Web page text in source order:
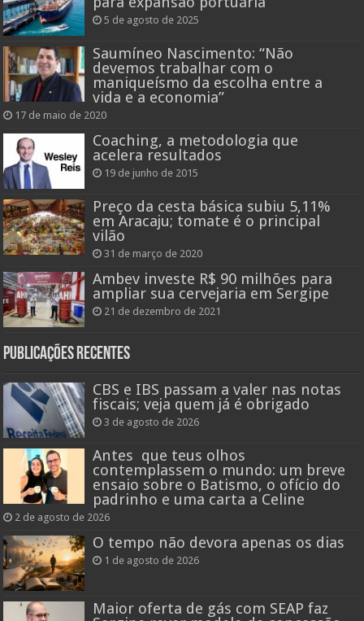
5 de agosto de 2025
Saumíneo Nascimento: “Não
devemos trabalhar com o
maniqueísmo da escolha entre a
vida e a economia”
17 de maio de 2020
Coaching, a metodologia que
acelera resultados
19 de junho de 2015
Preço da cesta básica subiu 5,11%
em Aracaju; tomate é o principal
vilão
31 de março de 2020
Ambev investe R$ 90 milhões para
ampliar sua cervejaria em Sergipe
21 de dezembro de 2021
Publicações recentes
CBS e IBS passam a valer nas notas
fiscais; veja quem já é obrigado
3 de agosto de 2026
Antes que teus olhos
contemplassem o mundo: um breve
ensaio sobre o Batismo, o ofício do
padrinho e uma carta a Celine
2 de agosto de 2026
O tempo não devora apenas os dias
1 de agosto de 2026
Maior oferta de gás com SEAP faz